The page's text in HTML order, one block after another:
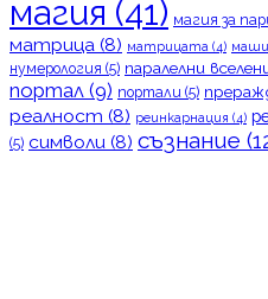
магия (41) магия за
матрица (8) матрицата (4)
нумерология (5) паралелни
портал (9) портали (5)
реалност (8) реинкарнация (4)
(5) символи (8) съзнание